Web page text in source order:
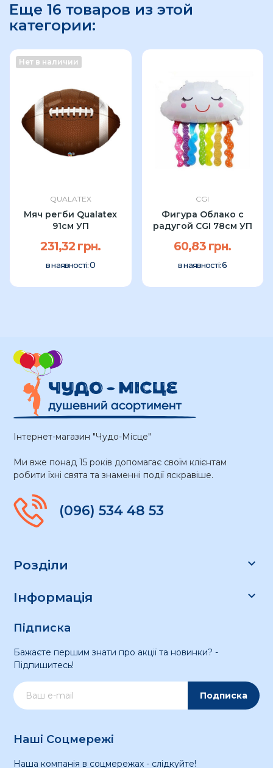
Еще 16 товаров из этой
категории:
Нет в наличии
QUALATEX
Мяч регби Qualatex
91см УП
231,32 грн.
в наявності:0
CGI
Фигура Облако с
радугой CGI 78см УП
60,83 грн.
в наявності:6
Інтернет-магазин "Чудо-Місце"
Ми вже понад 15 років допомагає своїм клієнтам
робити їхні свята та знаменні події яскравіше.
(096) 534 48 53
Розділи 
Інформація 
Підписка
Бажаєте першим знати про акції та новинки? -
Підпишитесь!
Подписка
Наші Соцмережі
Наша компанія в соцмережах - слідкуйте!